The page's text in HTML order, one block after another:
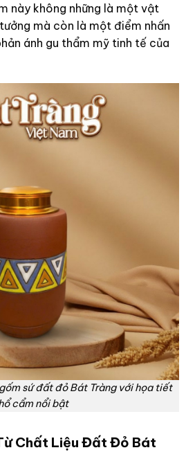
này không những là một vật
mà còn là một điểm nhấn
ánh gu thẩm mỹ tinh tế của
sứ đất đỏ Bát Tràng với họa tiết
cẩm nổi bật
Chất Liệu Đất Đỏ Bát